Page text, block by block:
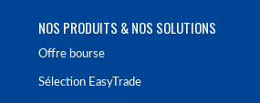
NOS PRODUITS & NOS SOLUTIONS
Offre bourse
Sélection EasyTrade